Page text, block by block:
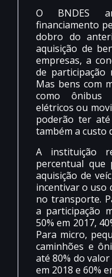
O BNDES
financiamento
dobro do
aquisição de
empresas, a
de participação
Mas bens com
como ônibus
elétricos ou
poderão ter
também a custo
A instituição
percentual que
aquisição de
incentivar o uso
no transporte.
a participação
50% em 2017,
Para micro,
caminhões e
até 80% do
em 2018 e 60%